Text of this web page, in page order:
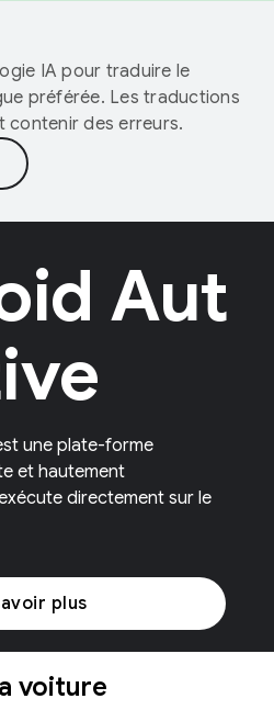
IA pour traduire le
préférée. Les traductions
contenir des erreurs.
Aut
une plate-forme
et hautement
directement sur le
plus
voiture